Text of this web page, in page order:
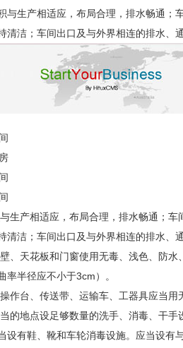
与生产相适应，布局合理，排水畅通；
清洁；车间出口及与外界相连的排水
产相适应，布局合理，排水畅通；车
清洁；车间出口及与外界相连的排水
天花板和门窗使用无毒、浅色、防水
率半径应不小于3cm）。
台、传送带、运输车、工器具应当用
地点设足够数量的洗手、消毒、干手
设有鞋、靴和车轮消毒设施。应当设有
食品无尘车间